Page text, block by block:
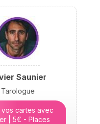
elle lève le voile
raisons
notre incarnation.
Saunier
Tarologue
cartes avec
| 5€ - Places